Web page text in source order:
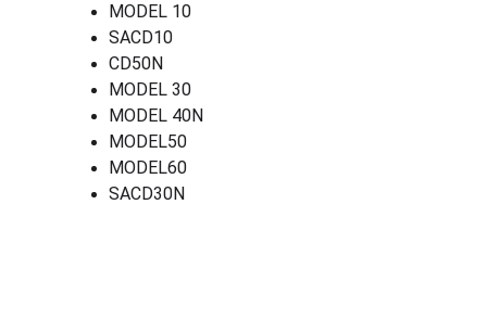
MODEL 10
SACD10
CD50N
MODEL 30
MODEL 40N
MODEL50
MODEL60
SACD30N